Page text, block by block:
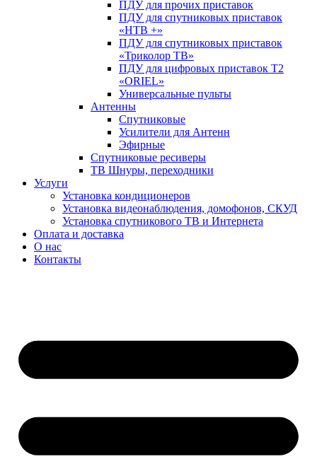
ПДУ для прочих приставок
ПДУ для спутниковых приставок
«НТВ +»
ПДУ для спутниковых приставок
«Триколор ТВ»
ПДУ для цифровых приставок Т2
«ORIEL»
Универсальные пульты
Антенны
Спутниковые
Усилители для Антенн
Эфирные
Спутниковые ресиверы
ТВ Шнуры, переходники
Услуги
Установка кондиционеров
Установка видеонаблюдения, домофонов, СКУД
Установка спутникового ТВ и Интернета
Оплата и доставка
О нас
Контакты